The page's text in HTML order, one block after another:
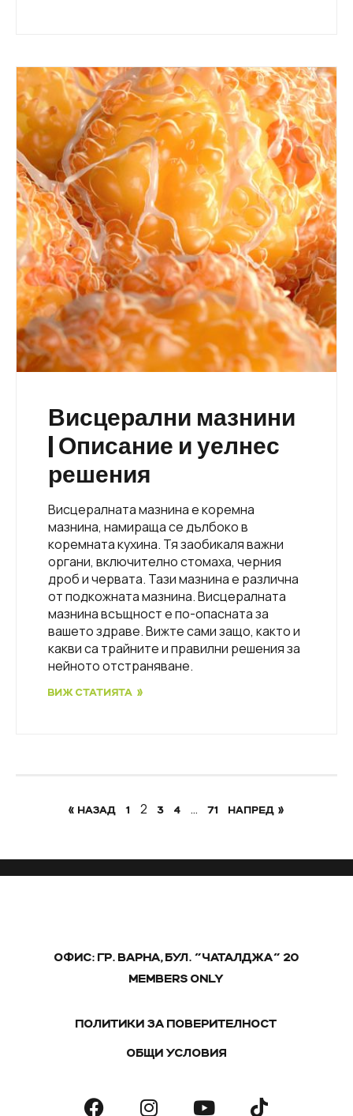
Висцерални мазнини
| Описание и уелнес
решения
Висцералната мазнина е коремна
мазнина, намираща се дълбоко в
коремната кухина. Тя заобикаля важни
органи, включително стомаха, черния
дроб и червата. Тази мазнина е различна
от подкожната мазнина. Висцералната
мазнина всъщност е по-опасната за
вашето здраве. Вижте сами защо, както и
какви са трайните и правилни решения за
нейното отстраняване.
ВИЖ СТАТИЯТА »
« НАЗАД 1 2 3 4 … 71 НАПРЕД »
ОФИС: ГР. ВАРНА, БУЛ. "ЧАТАЛДЖА" 20
MEMBERS ONLY
ПОЛИТИКИ ЗА ПОВЕРИТЕЛНОСТ
ОБЩИ УСЛОВИЯ